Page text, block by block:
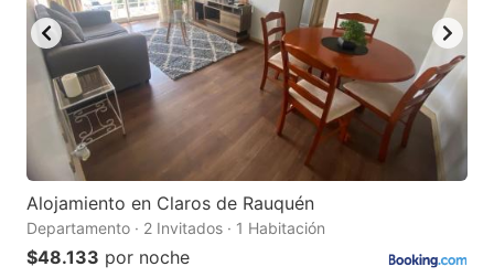
Alojamiento en Claros de Rauquén
Departamento · 2 Invitados · 1 Habitación
$48.133 por noche